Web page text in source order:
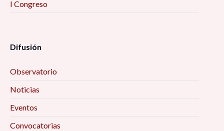
I Congreso
Difusión
Observatorio
Noticias
Eventos
Convocatorias